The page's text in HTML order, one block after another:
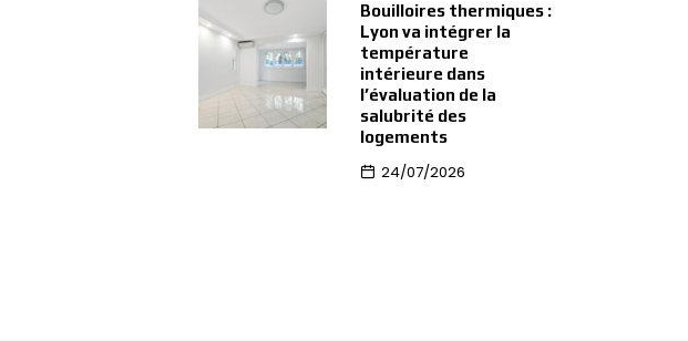
Bouilloires thermiques :
Lyon va intégrer la
température
intérieure dans
l’évaluation de la
salubrité des
logements
24/07/2026